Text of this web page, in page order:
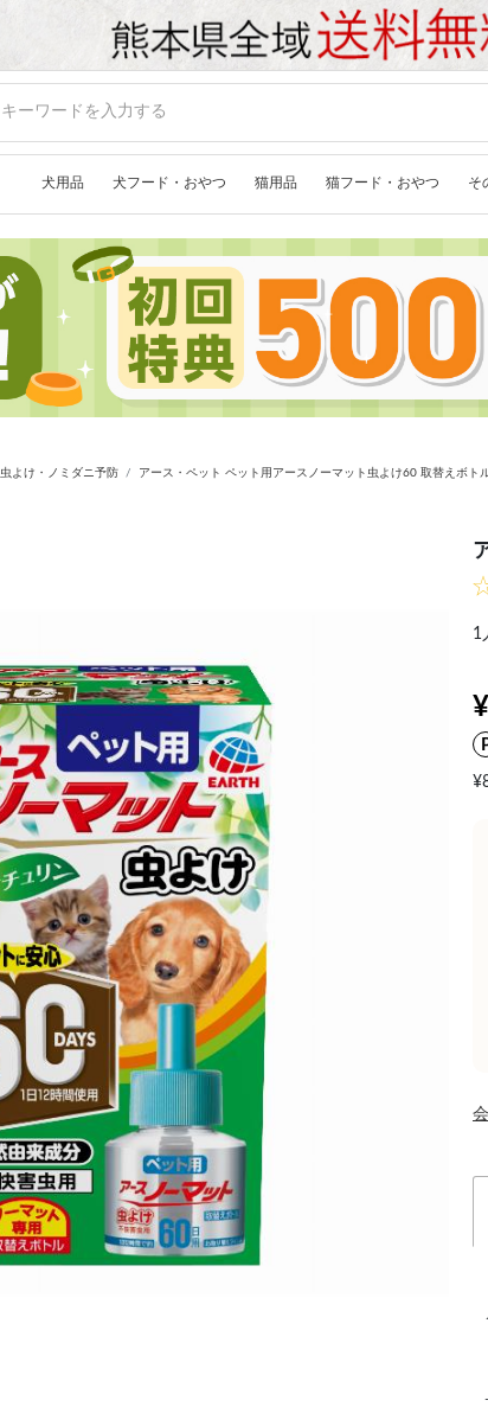
犬用品 犬フード・おやつ 猫用品 猫フード・おやつ そ
虫よけ・ノミダニ予防 アース・ペット ペット用アースノーマット虫よけ60 取替えボト
1
-